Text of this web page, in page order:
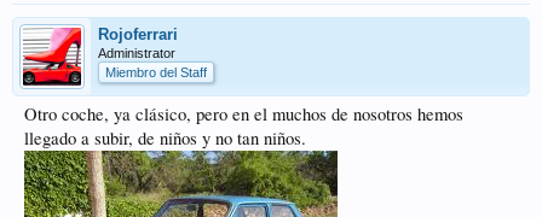
Rojoferrari
Administrator
Miembro del Staff
Otro coche, ya clásico, pero en el muchos de nosotros hemos
llegado a subir, de niños y no tan niños.